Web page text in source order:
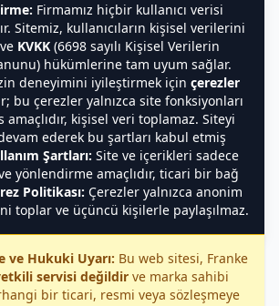
Firmamız hiçbir kullanıcı verisi
Sitemiz, kullanıcıların kişisel verilerini
KVKK(6698 sayılı Kişisel Verilerin
hükümlerine tam uyum sağlar.
deneyimini iyileştirmek için çerezler
bu çerezler yalnızca site fonksiyonları
kişisel veri toplamaz. Siteyi
ederek bu şartları kabul etmiş
Şartları: Site ve içerikleri sadece
yönlendirme amaçlıdır, ticari bir bağ
Politikası: Çerezler yalnızca anonim
toplar ve üçüncü kişilerle paylaşılmaz.
ve Hukuki Uyarı: Bu web sitesi, Franke
servisi değildirve marka sahibi
bir ticari, resmi veya sözleşmeye